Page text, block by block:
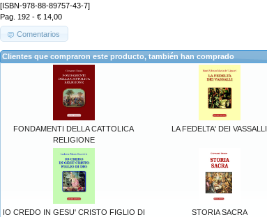
[ISBN-978-88-89757-43-7]
Pag. 192 - € 14,00
Comentarios
Clientes que compraron este producto, también han comprado
FONDAMENTI DELLA CATTOLICA
RELIGIONE
LA FEDELTA' DEI VASSALLI
IO CREDO IN GESU' CRISTO FIGLIO DI
STORIA SACRA